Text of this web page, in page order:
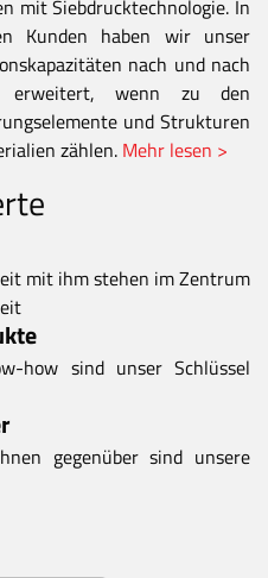
mit Siebdrucktechnologie. In
Kunden haben wir unser
nach und nach
wenn zu den
und Strukturen
zählen. Mehr lesen >
mit ihm stehen im Zentrum
how sind unser Schlüssel
gegenüber sind unsere